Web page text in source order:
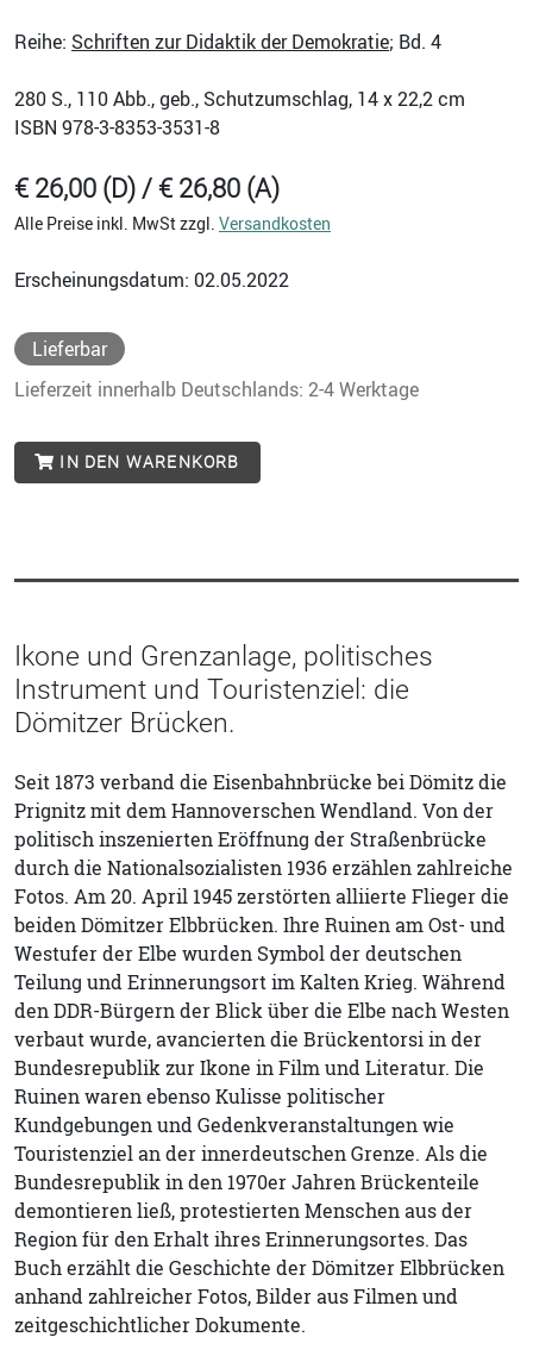
Reihe: Schriften zur Didaktik der Demokratie; Bd. 4
280 S., 110 Abb., geb., Schutzumschlag, 14 x 22,2 cm
ISBN 978-3-8353-3531-8
€ 26,00 (D) / € 26,80 (A)
Alle Preise inkl. MwSt zzgl. Versandkosten
Erscheinungsdatum: 02.05.2022
Lieferbar
Lieferzeit innerhalb Deutschlands: 2-4 Werktage
IN DEN WARENKORB
Ikone und Grenzanlage, politisches
Instrument und Touristenziel: die
Dömitzer Brücken.
Seit 1873 verband die Eisenbahnbrücke bei Dömitz die
Prignitz mit dem Hannoverschen Wendland. Von der
politisch inszenierten Eröffnung der Straßenbrücke
durch die Nationalsozialisten 1936 erzählen zahlreiche
Fotos. Am 20. April 1945 zerstörten alliierte Flieger die
beiden Dömitzer Elbbrücken. Ihre Ruinen am Ost- und
Westufer der Elbe wurden Symbol der deutschen
Teilung und Erinnerungsort im Kalten Krieg. Während
den DDR-Bürgern der Blick über die Elbe nach Westen
verbaut wurde, avancierten die Brückentorsi in der
Bundesrepublik zur Ikone in Film und Literatur. Die
Ruinen waren ebenso Kulisse politischer
Kundgebungen und Gedenkveranstaltungen wie
Touristenziel an der innerdeutschen Grenze. Als die
Bundesrepublik in den 1970er Jahren Brückenteile
demontieren ließ, protestierten Menschen aus der
Region für den Erhalt ihres Erinnerungsortes. Das
Buch erzählt die Geschichte der Dömitzer Elbbrücken
anhand zahlreicher Fotos, Bilder aus Filmen und
zeitgeschichtlicher Dokumente.